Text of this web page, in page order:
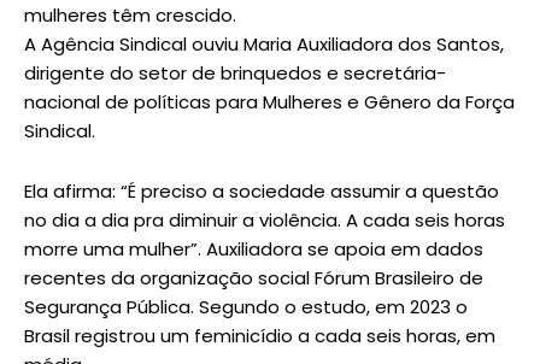
mulheres têm crescido.
A Agência Sindical ouviu Maria Auxiliadora dos Santos,
dirigente do setor de brinquedos e secretária-
nacional de políticas para Mulheres e Gênero da Força
Sindical.
Ela afirma: “É preciso a sociedade assumir a questão
no dia a dia pra diminuir a violência. A cada seis horas
morre uma mulher”. Auxiliadora se apoia em dados
recentes da organização social Fórum Brasileiro de
Segurança Pública. Segundo o estudo, em 2023 o
Brasil registrou um feminicídio a cada seis horas, em